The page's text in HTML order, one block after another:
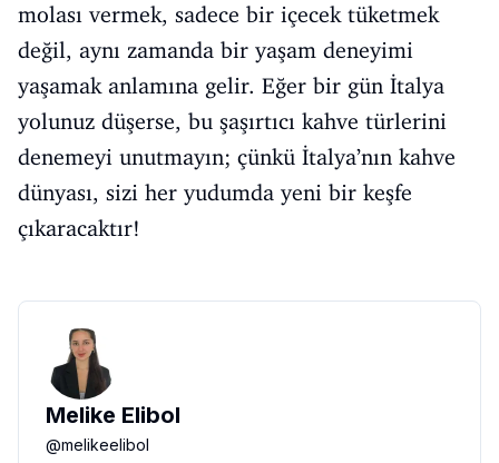
molası vermek, sadece bir içecek tüketmek
değil, aynı zamanda bir yaşam deneyimi
yaşamak anlamına gelir. Eğer bir gün İtalya
yolunuz düşerse, bu şaşırtıcı kahve türlerini
denemeyi unutmayın; çünkü İtalya’nın kahve
dünyası, sizi her yudumda yeni bir keşfe
çıkaracaktır!
Melike Elibol
@melikeelibol